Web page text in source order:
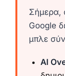
Σήμερα,
Google
μπλε
AI